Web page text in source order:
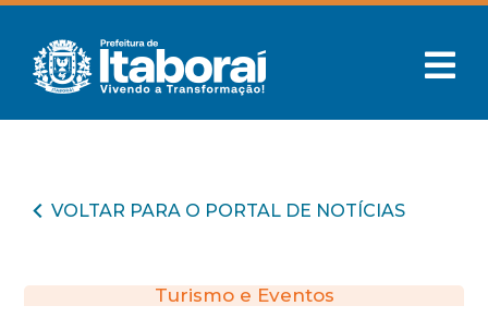
VOLTAR PARA O PORTAL DE NOTÍCIAS
Turismo e Eventos